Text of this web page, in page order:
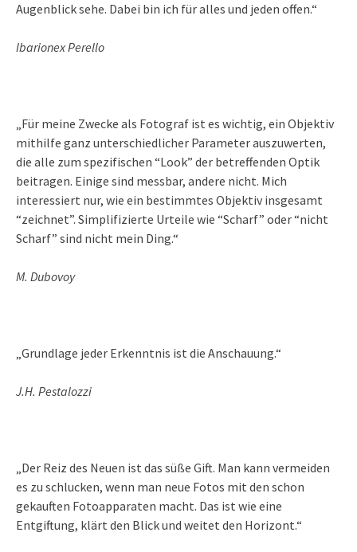
Augenblick sehe. Dabei bin ich für alles und jeden offen.“
Ibarionex Perello
„Für meine Zwecke als Fotograf ist es wichtig, ein Objektiv
mithilfe ganz unterschiedlicher Parameter auszuwerten,
die alle zum spezifischen “Look” der betreffenden Optik
beitragen. Einige sind messbar, andere nicht. Mich
interessiert nur, wie ein bestimmtes Objektiv insgesamt
“zeichnet”. Simplifizierte Urteile wie “Scharf” oder “nicht
Scharf” sind nicht mein Ding.“
M. Dubovoy
„Grundlage jeder Erkenntnis ist die Anschauung.“
J.H. Pestalozzi
„Der Reiz des Neuen ist das süße Gift. Man kann vermeiden
es zu schlucken, wenn man neue Fotos mit den schon
gekauften Fotoapparaten macht. Das ist wie eine
Entgiftung, klärt den Blick und weitet den Horizont.“